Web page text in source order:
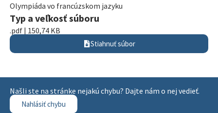
Olympiáda vo francúzskom jazyku
Typ a veľkosť súboru
.pdf | 150,74 KB
Stiahnuť súbor
Našli ste na stránke nejakú chybu? Dajte nám o nej vedieť.
Nahlásiť chybu